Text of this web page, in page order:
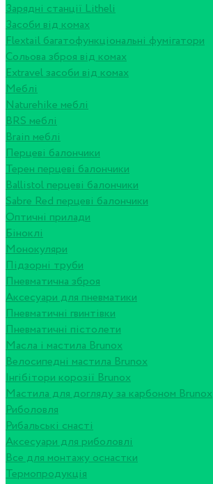
Зарядні станції Litheli
Засоби від комах
Flextail багатофункціональні фумігатори
Сольова зброя від комах
Extravel засоби від комах
Меблі
Naturehike меблі
BRS меблі
Brain меблі
Перцеві балончики
Терен перцеві балончики
Ballistol перцеві балончики
Sabre Red перцеві балончики
Оптичні прилади
Біноклі
Монокуляри
Підзорні труби
Пневматична зброя
Аксесуари для пневматики
Пневматичні гвинтівки
Пневматичні пістолети
Масла і мастила Brunox
Велосипедні мастила Brunox
Інгібітори корозії Brunox
Мастила для догляду за карбоном Brunox
Риболовля
Рибальські снасті
Аксесуари для риболовлі
Все для монтажу оснастки
Термопродукція